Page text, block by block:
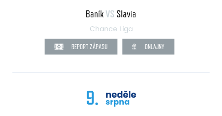
BaníkVS Slavia
Chance Liga
REPORT ZÁPASU ONLAJNY
9. neděle
srpna